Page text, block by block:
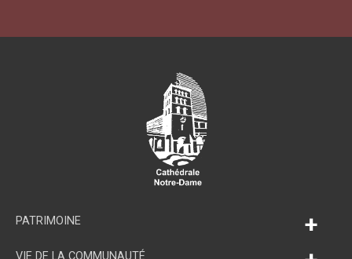
PATRIMOINE +
VIE DE LA COMMUNAUTÉ